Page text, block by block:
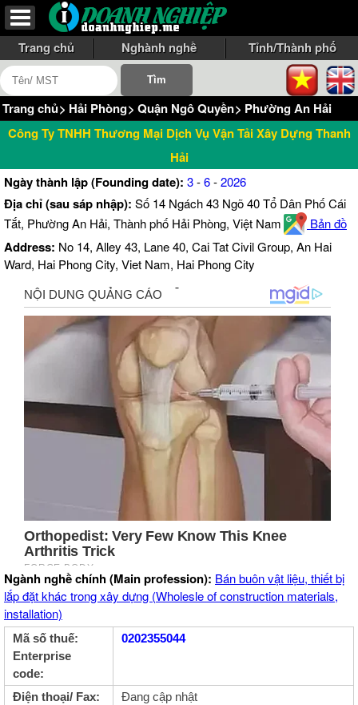
Trang chủ Nghành nghề Tỉnh/Thành phố
Trang chủ> Hải Phòng> Quận Ngô Quyền> Phường An Hải
Công Ty TNHH Thương Mại Dịch Vụ Vận Tải Xây Dựng Thanh
Hải
Ngày thành lập (Founding date): 3-6-2026
Địa chỉ (sau sáp nhập): Số 14 Ngách 43 Ngõ 40 Tổ Dân Phố Cái
Tắt, Phường An Hải, Thành phố Hải Phòng, Việt Nam
Bản đồ
Address: No 14, Alley 43, Lane 40, Cai Tat Civil Group, An Hai
Ward, Hai Phong City, Viet Nam, Hai Phong City
Ngành nghề chính (Main profession): Bán buôn vật liệu, thiết bị
lắp đặt khác trong xây dựng (Wholesle of construction materials,
installation)
Mã số thuế:
Enterprise
code:
0202355044
Điện thoại/ Fax:
Đang cập nhật